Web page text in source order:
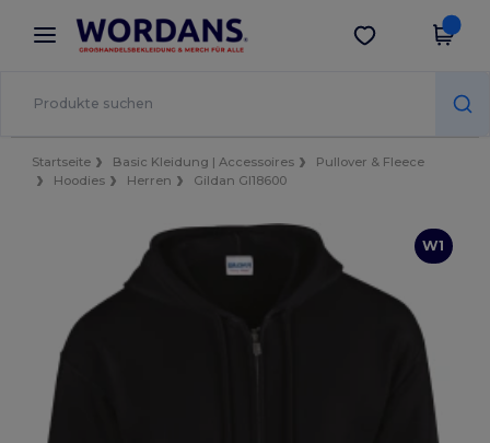
× Wordans App
Bessere Preise in der App!
App holen
Startseite Basic Kleidung | Accessoires
Pullover & Fleece
Hoodies
Herren Gildan GI18600
W1